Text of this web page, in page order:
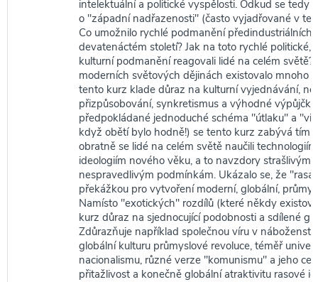
intelektuální a politické vyspělosti. Odkud se tedy
o "západní nadřazenosti" (často vyjadřované v
Co umožnilo rychlé podmanění předindustriálních
devatenáctém století? Jak na toto rychlé politické,
kulturní podmanění reagovali lidé na celém světě?
moderních světových dějinách existovalo mnoho
tento kurz klade důraz na kulturní vyjednávání,
přizpůsobování, synkretismus a výhodné
předpokládané jednoduché schéma "útlaku" a
když obětí bylo hodně!) se tento kurz zabývá tím,
obratně se lidé na celém světě naučili
ideologiím nového věku, a to navzdory strašlivým
nespravedlivým podmínkám. Ukázalo se, že
překážkou pro vytvoření moderní, globální,
Namísto "exotických" rozdílů (které někdy
kurz důraz na sjednocující podobnosti a sdílené
Zdůrazňuje například společnou víru v
globální kulturu průmyslové revoluce, téměř
nacionalismu, různé verze "komunismu" a jeho
přitažlivost a konečně globální atraktivitu rasové